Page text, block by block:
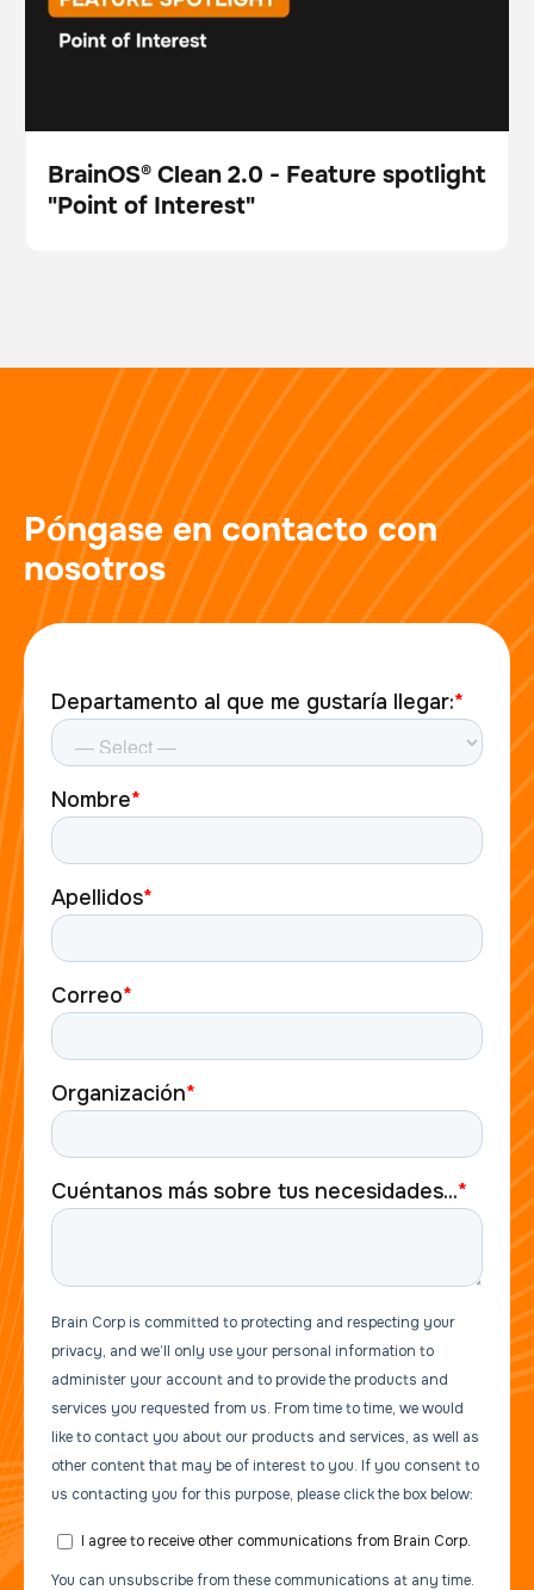
Vídeo
BrainOS® Clean 2.0 - Feature spotlight
"Point of Interest"
Póngase en contacto con
nosotros